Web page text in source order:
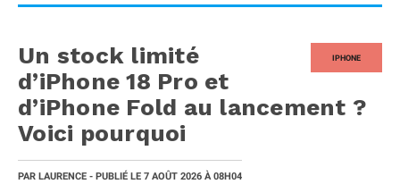
IPHONE
Un stock limité
d’iPhone 18 Pro et
d’iPhone Fold au lancement ?
Voici pourquoi
PAR LAURENCE - PUBLIÉ LE 7 AOÛT 2026 À 08H04